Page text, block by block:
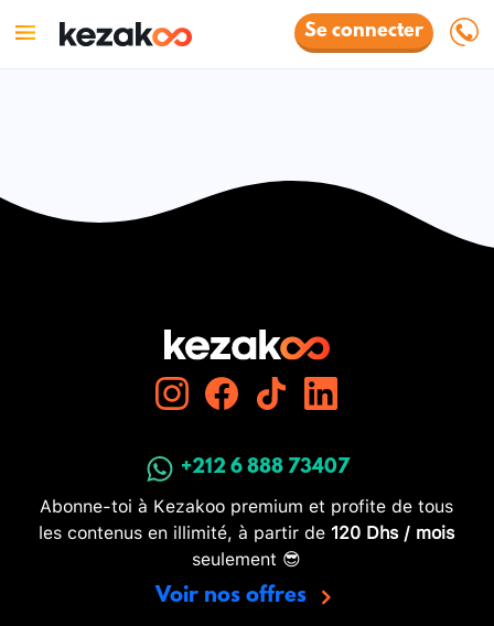
Se connecter
+212 6 888 73407
Abonne-toi à Kezakoo premium et profite de tous
les contenus en illimité, à partir de 120 Dhs / mois
seulement 😎
Voir nos offres